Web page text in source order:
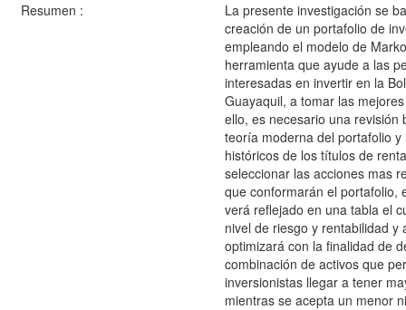
Resumen :
La presente investigación se
creación de un portafolio de
empleando el modelo de
herramienta que ayude a las
interesadas en invertir en la
Guayaquil, a tomar las
ello, es necesario una revisión
teoría moderna del portafolio y
históricos de los títulos de
seleccionar las acciones mas
que conformarán el portafolio,
verá reflejado en una tabla el
nivel de riesgo y rentabilidad y
optimizará con la finalidad de
combinación de activos que
inversionistas llegar a tener
mientras se acepta un menor